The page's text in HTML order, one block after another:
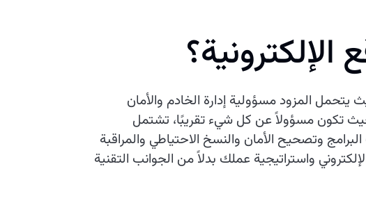
ع اللكترونية؟
المزود مسؤولية إدارة الخادم والأمان
تكون مسؤولاً عن كل شيء تقريبًا، تشتمل
وتصحيح الأمان والنسخ الاحتياطي والمراقبة
واستراتيجية عملك بدلاً من الجوانب التقنية